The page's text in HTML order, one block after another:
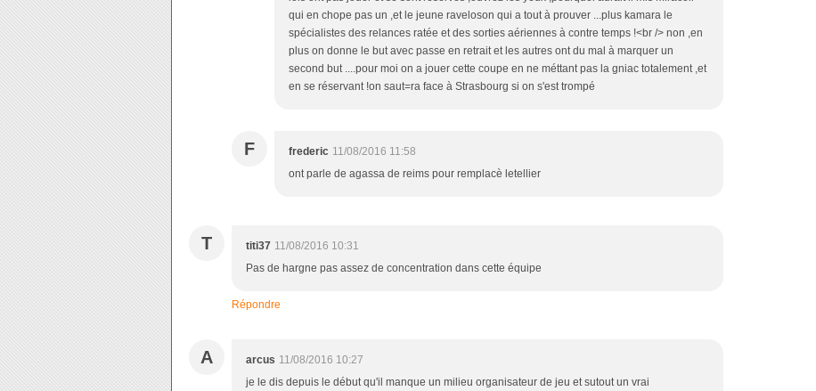
qui en chope pas un ,et le jeune raveloson qui a tout à prouver ...plus kamara le
spécialistes des relances ratée et des sorties aériennes à contre temps !<br /> non ,en
plus on donne le but avec passe en retrait et les autres ont du mal à marquer un
second but ....pour moi on a jouer cette coupe en ne méttant pas la gniac totalement ,et
en se réservant !on saut=ra face à Strasbourg si on s'est trompé
F frederic 11/08/2016 11:58
ont parle de agassa de reims pour remplacè letellier
T titi37 11/08/2016 10:31
Pas de hargne pas assez de concentration dans cette équipe
Répondre
A arcus 11/08/2016 10:27
je le dis depuis le début qu'il manque un milieu organisateur de jeu et sutout un vrai